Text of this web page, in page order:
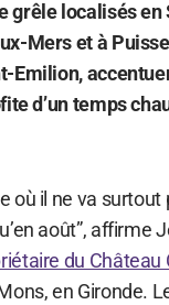
grêle localisés en
Mers et à
Emilion,
d’un temps
où il ne va
août”, affirme
du Château
en Gironde.